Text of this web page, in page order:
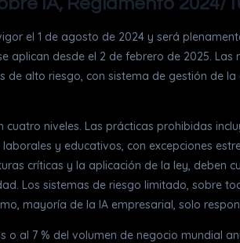
el 1 de agosto de 2024 y será
aplican desde el 2 de febrero de 2025.
de alto riesgo, con sistema de gestión de
cuatro niveles. Las prácticas prohibidas
y educativos, con excepciones
críticas y la aplicación de la ley,
Los sistemas de riesgo limitado, sobre
mayoría de la IA empresarial, solo
o al 7 % del volumen de negocio mundial